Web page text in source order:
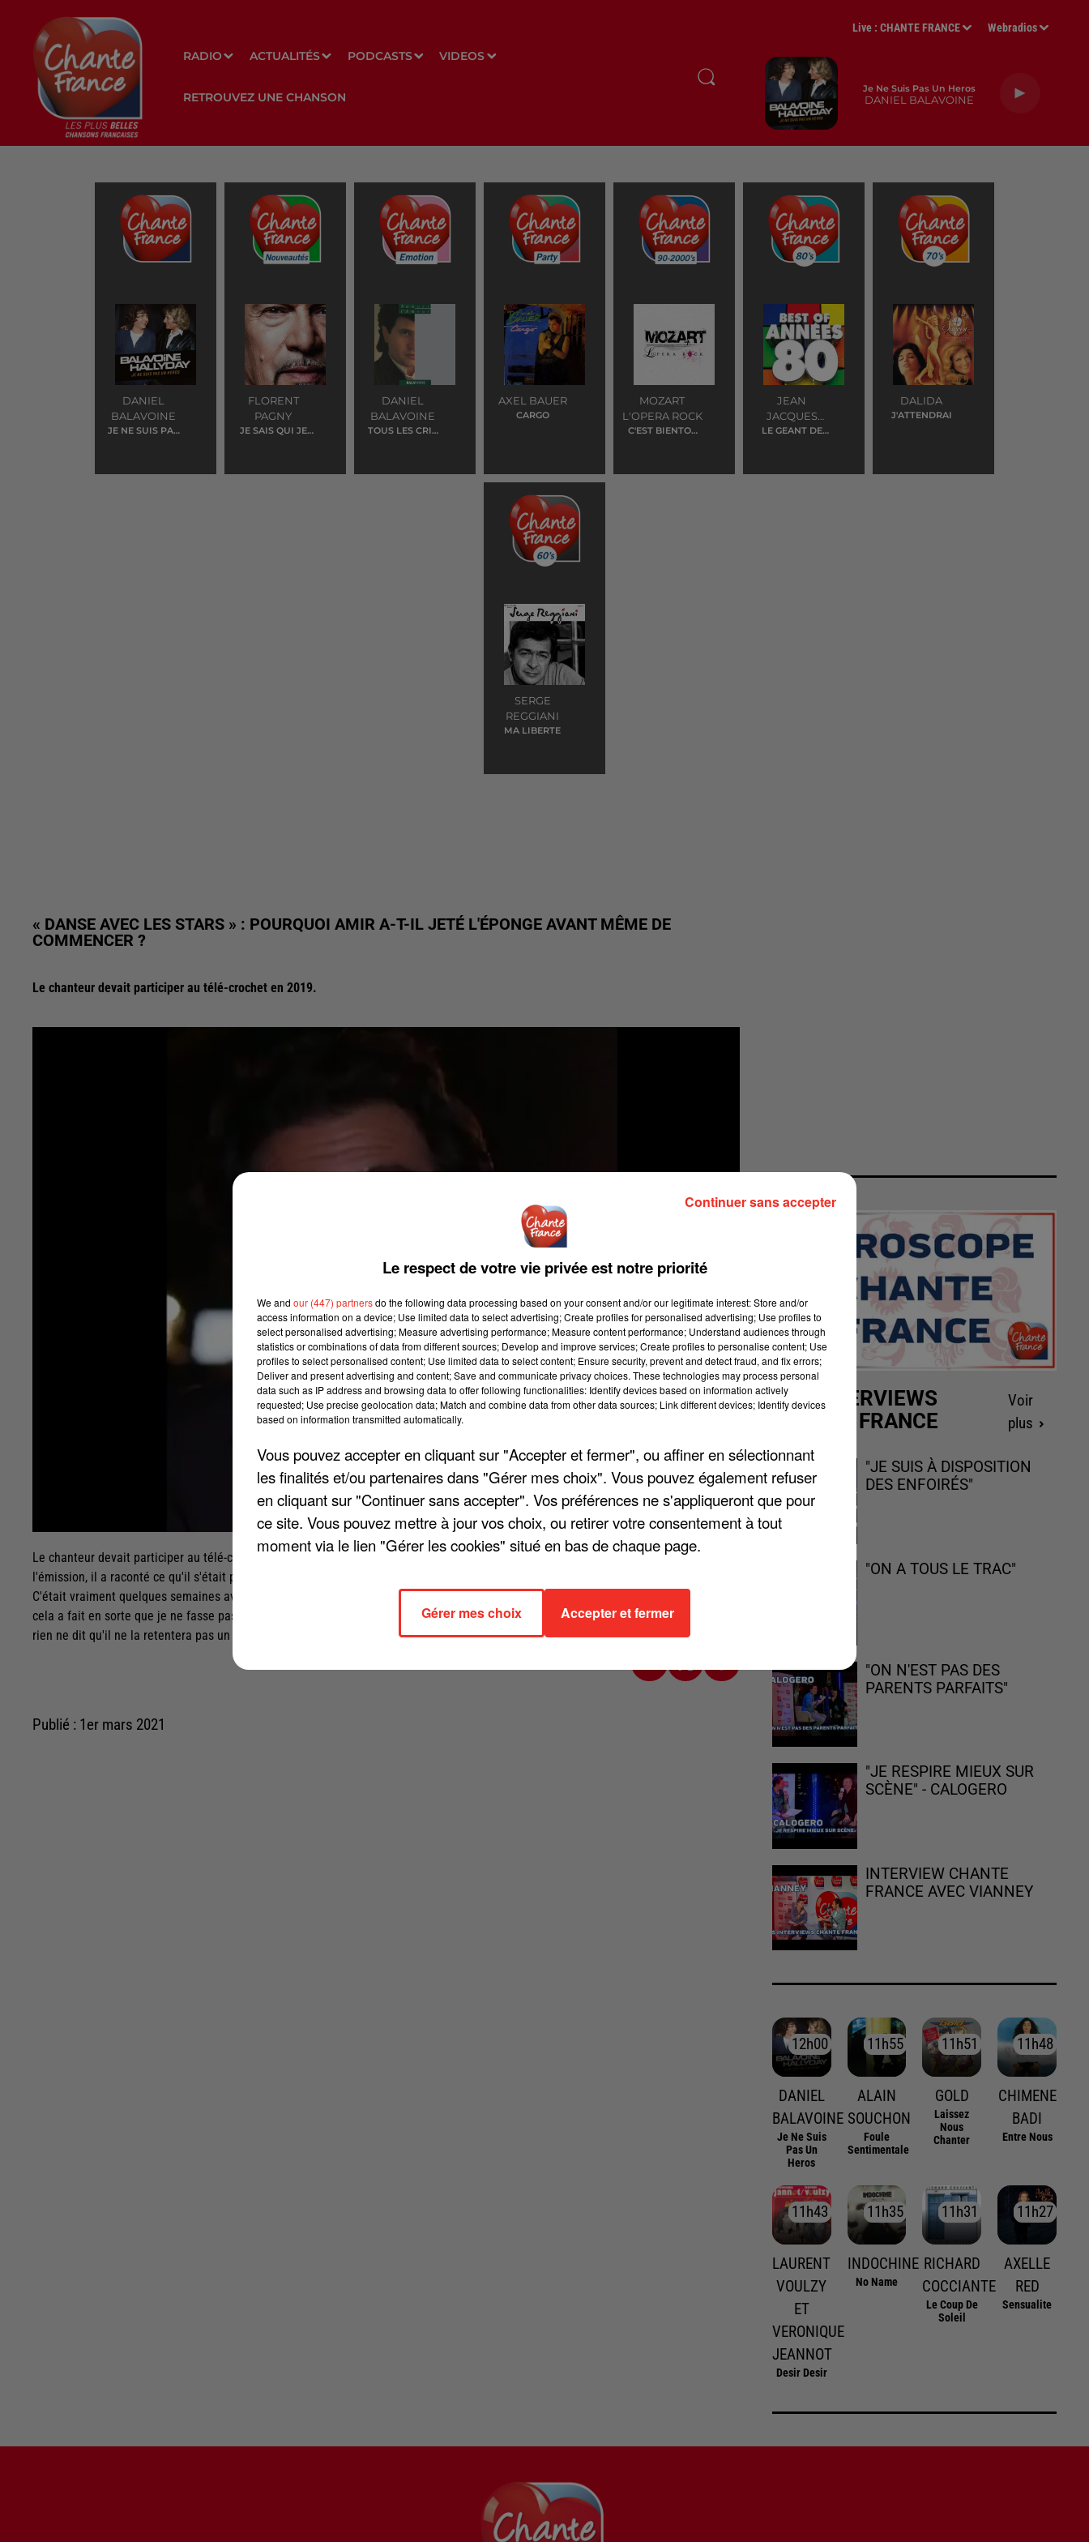
RADIO ACTUALITÉS PODCASTS VIDEOS
RETROUVEZ UNE CHANSON
Live :CHANTE FRANCE Webradios
Je Ne Suis Pas Un Heros
DANIEL BALAVOINE
DANIEL
BALAVOINE
JE NE SUIS PAS
FLORENT
PAGNY
JE SAIS QUI JE
DANIEL
BALAVOINE
TOUS LES CRIS
AXEL BAUER
CARGO
MOZART
L'OPERA ROCK
C'EST BIENTOT
JEAN
JACQUES
LAFON
LE GEANT DE
DALIDA
J'ATTENDRAI
SERGE
REGGIANI
MA LIBERTE
« DANSE AVEC LES STARS » : POURQUOI AMIR A-T-IL JETÉ L'ÉPONGE AVANT MÊME DE
COMMENCER ?
Le chanteur devait participer au télé-crochet en 2019.
Le chanteur devait participer au télé-crochet en 2019. Interrogé il y a peu sur ce qui avait poussé l'artiste à annuler son entrée dans
l'émission, il a raconté ce qu'il s'était passé durant une répétition. Amir a expliqué : « Mon poignet s'est cassé en mille morceaux.
C'était vraiment quelques semaines avant le début, et le médecin m'a dit que c'était impossible, que le risque était trop élevé, donc
cela a fait en sorte que je ne fasse pas l'émission ». Amir a donc préféré privilégier sa santé et laisser tomber cette aventure. Mais
rien ne dit qu'il ne la retentera pas un jour...
Publié : 1er mars 2021
LES INTERVIEWS
CHANTE FRANCE
Voir
plus
"JE SUIS À DISPOSITION
DES ENFOIRÉS"
"ON A TOUS LE TRAC"
"ON N'EST PAS DES
PARENTS PARFAITS"
"JE RESPIRE MIEUX SUR
SCÈNE" - CALOGERO
INTERVIEW CHANTE
FRANCE AVEC VIANNEY
12h00
12h00
DANIEL
BALAVOINE
Je Ne Suis
Pas Un
Heros
11h55
11h55
ALAIN
SOUCHON
Foule
Sentimentale
11h51
11h51
GOLD
Laissez
Nous
Chanter
11h48
11h48
CHIMENE
BADI
Entre Nous
11h43
11h43
LAURENT
VOULZY
ET
VERONIQUE
JEANNOT
Desir Desir
11h35
11h35
INDOCHINE
No Name
11h31
11h31
RICHARD
COCCIANTE
Le Coup De
Soleil
11h27
11h27
AXELLE
RED
Sensualite
Le respect de votre vie privée est notre priorité
We and our (447) partnersdo the following data processing based on your consent and/or our legitimate interest: Store and/or
access information on a device; Use limited data to select advertising; Create profiles for personalised advertising; Use profiles to
select personalised advertising; Measure advertising performance; Measure content performance; Understand audiences through
statistics or combinations of data from different sources; Develop and improve services; Create profiles to personalise content; Use
profiles to select personalised content; Use limited data to select content; Ensure security, prevent and detect fraud, and fix errors;
Deliver and present advertising and content; Save and communicate privacy choices. These technologies may process personal
data such as IP address and browsing data to offer following functionalities: Identify devices based on information actively
requested; Use precise geolocation data; Match and combine data from other data sources; Link different devices; Identify devices
based on information transmitted automatically.
Vous pouvez accepter en cliquant sur "Accepter et fermer", ou affiner en sélectionnant
les finalités et/ou partenaires dans "Gérer mes choix". Vous pouvez également refuser
en cliquant sur "Continuer sans accepter". Vos préférences ne s'appliqueront que pour
ce site. Vous pouvez mettre à jour vos choix, ou retirer votre consentement à tout
moment via le lien "Gérer les cookies" situé en bas de chaque page.
Gérer mes choix Accepter et fermer
Continuer sans accepter